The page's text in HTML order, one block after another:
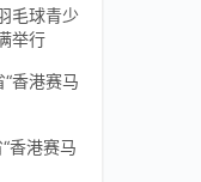
毛球青少
举行
香港赛马
香港赛马